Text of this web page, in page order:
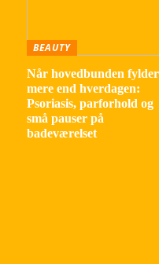
BEAUTY
Når hovedbunden fylder
mere end hverdagen:
Psoriasis, parforhold og
små pauser på
badeværelset